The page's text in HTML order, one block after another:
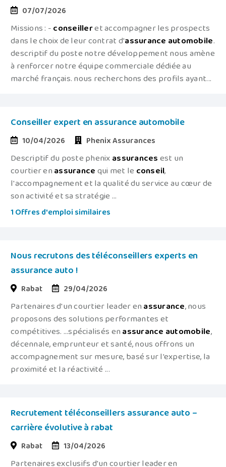
07/07/2026
Missions : -conseilleret accompagner les prospects
dans le choix de leur contrat d'assurance automobile.
descriptif du poste notre développement nous amène
à renforcer notre équipe commerciale dédiée au
marché français. nous recherchons des profils ayant...
Conseiller expert en assurance automobile
10/04/2026 Phenix Assurances
Descriptif du poste phenixassurancesest un
courtier enassurancequi met le conseil,
l'accompagnement et la qualité du service au cœur de
son activité et sa stratégie ...
1 Offres d'emploi similaires
Nous recrutons des téléconseillers experts en
assurance auto !
Rabat 29/04/2026
Partenaires d'un courtier leader enassurance, nous
proposons des solutions performantes et
compétitives. ...spécialisés enassurance automobile,
décennale, emprunteur et santé, nous offrons un
accompagnement sur mesure, basé sur l'expertise, la
proximité et la réactivité ...
Recrutement téléconseillers assurance auto –
carrière évolutive à rabat
Rabat 13/04/2026
Partenaires exclusifs d'un courtier leader en